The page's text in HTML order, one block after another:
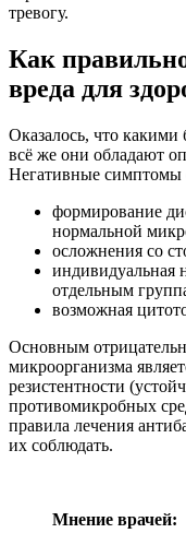
тревогу.
Как
вреда для
Оказалось, что
всё же они обладают
Негативные симптомы
формирование
нормальной
осложнения со
индивидуальная
отдельным
возможная
Основным
микроорганизма
резистентности
противомикробных
правила лечения
их соблюдать.
Мнение врачей: